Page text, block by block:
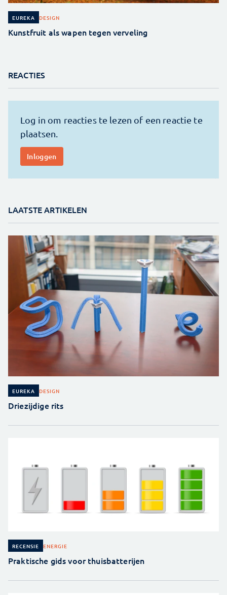
EUREKA DESIGN
Kunstfruit als wapen tegen verveling
REACTIES
LAATSTE ARTIKELEN
EUREKA DESIGN
Driezijdige rits
RECENSIE ENERGIE
Praktische gids voor thuisbatterijen